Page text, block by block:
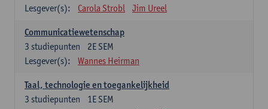
Lesgever(s):
Carola Strobl Jim Ureel
Communicatiewetenschap
2E SEM
3 studiepunten
Lesgever(s):
Wannes Heirman
Taal, technologie en toegankelijkheid
1E SEM
3 studiepunten